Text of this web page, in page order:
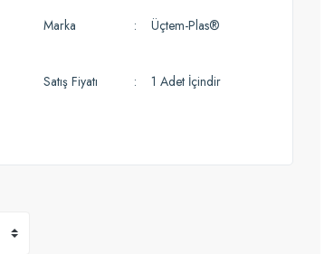
Marka Üçtem-Plas®
Satış Fiyatı 1 Adet İçindir